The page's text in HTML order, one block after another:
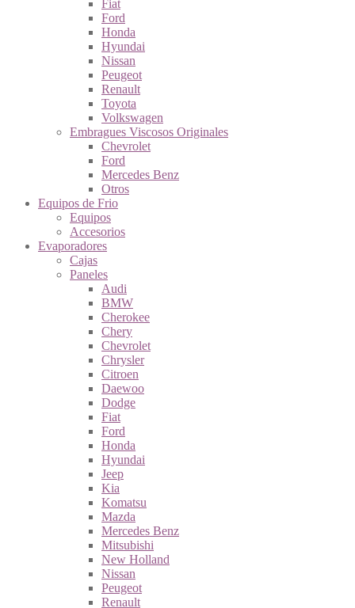
Fiat
Ford
Honda
Hyundai
Nissan
Peugeot
Renault
Toyota
Volkswagen
Embragues Viscosos Originales
Chevrolet
Ford
Mercedes Benz
Otros
Equipos de Frio
Equipos
Accesorios
Evaporadores
Cajas
Paneles
Audi
BMW
Cherokee
Chery
Chevrolet
Chrysler
Citroen
Daewoo
Dodge
Fiat
Ford
Honda
Hyundai
Jeep
Kia
Komatsu
Mazda
Mercedes Benz
Mitsubishi
New Holland
Nissan
Peugeot
Renault